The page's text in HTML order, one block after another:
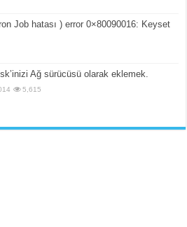
Job hatası ) error 0×80090016: Keyset
Ağ sürücüsü olarak eklemek.
5,615